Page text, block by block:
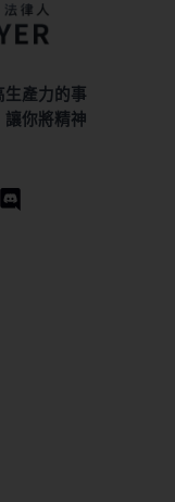
生產力的事
你將精神